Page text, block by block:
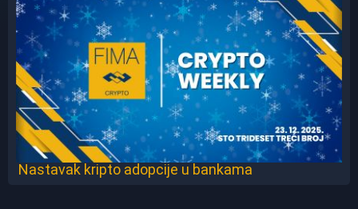
Nastavak kripto adopcije u bankama